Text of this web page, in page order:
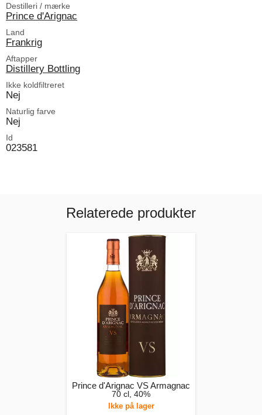
Destilleri / mærke
Prince d'Arignac
Land
Frankrig
Aftapper
Distillery Bottling
Ikke koldfiltreret
Nej
Naturlig farve
Nej
Id
023581
Relaterede produkter
Prince d'Arignac VS Armagnac
70 cl, 40%
Ikke på lager